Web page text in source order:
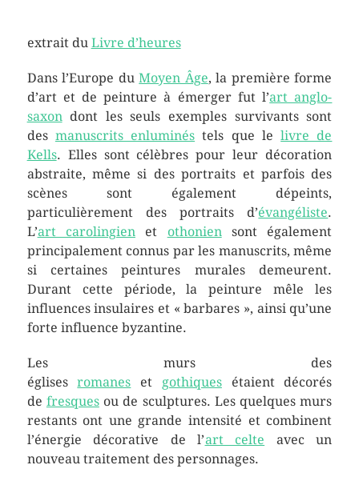
extrait du Livre d’heures
Dans l’Europe duMoyen Âge, la première forme
d’art et de peinture à émerger fut l’art anglo-
saxondont les seuls exemples survivants sont
des manuscrits enluminés tels que lelivre de
Kells. Elles sont célèbres pour leur décoration
abstraite, même si des portraits et parfois des
scènes sont également dépeints,
particulièrement des portraits d’évangéliste.
L’art carolingienet othoniensont également
principalement connus par les manuscrits, même
si certaines peintures murales demeurent.
Durant cette période, la peinture mêle les
influences insulaires et « barbares », ainsi qu’une
forte influence byzantine.
Les murs des
églisesromanes et gothiquesétaient décorés
de fresquesou de sculptures. Les quelques murs
restants ont une grande intensité et combinent
l’énergie décorative de l’art celte avec un
nouveau traitement des personnages.